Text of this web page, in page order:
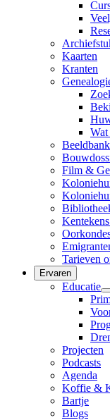
Kaarten
Kranten
Beeldbank
Film &
Tarieven
Ervaren
Educatie
Projecten
Podcasts
Agenda
Koffie &
Bartje
Blogs